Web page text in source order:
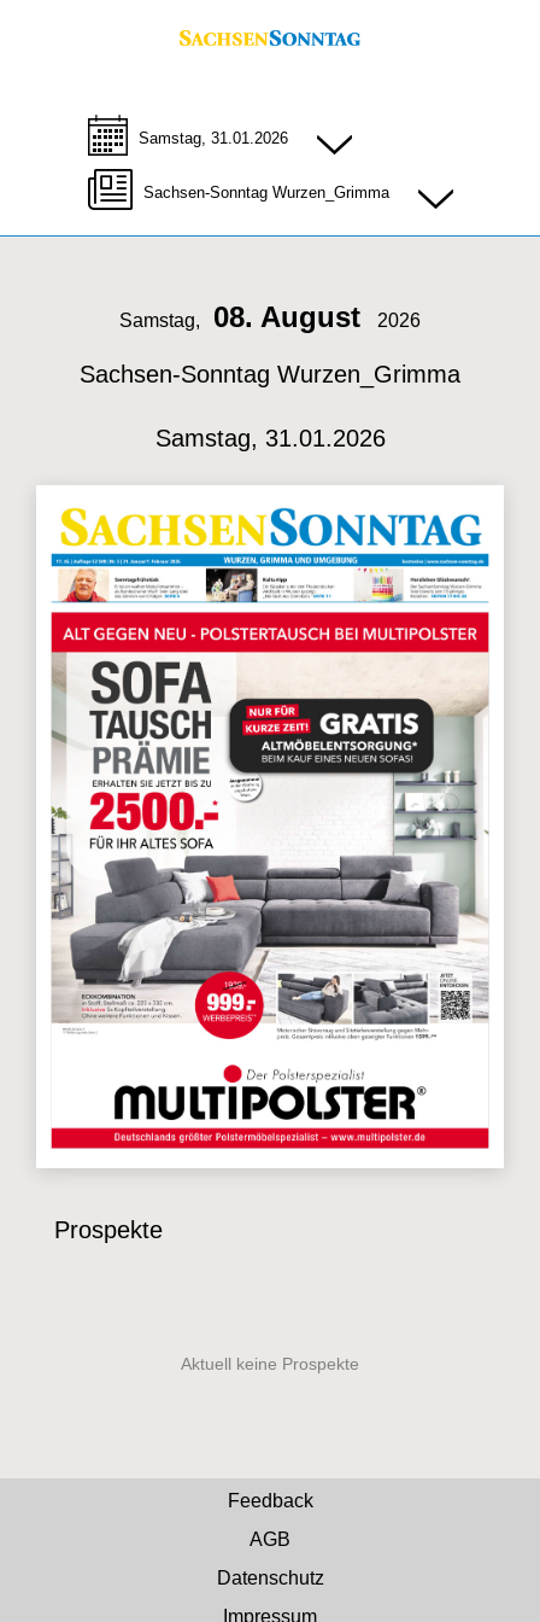
Samstag, 31.01.2026
Sachsen-Sonntag Wurzen_Grimma
Samstag, 08. August 2026
Sachsen-Sonntag Wurzen_Grimma
Samstag, 31.01.2026
Prospekte
Feedback
AGB
Datenschutz
Impressum